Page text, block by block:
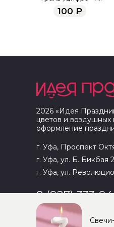
жемчужный, 6,5 см
100 ₽
2026 «Идея
цветов и воздушных
оформление
г. Уфа, Проспект
г. Уфа, ул. Б. Бикбая
г. Уфа, ул.
8 (927) 333-